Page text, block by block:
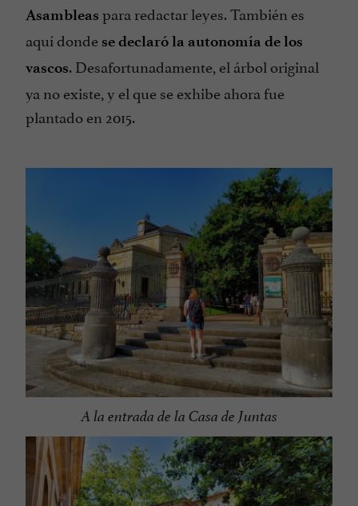
Asambleas para redactar leyes. También es
aquí donde se declaró la autonomía de los
vascos. Desafortunadamente, el árbol original
ya no existe, y el que se exhibe ahora fue
plantado en 2015.
A la entrada de la Casa de Juntas